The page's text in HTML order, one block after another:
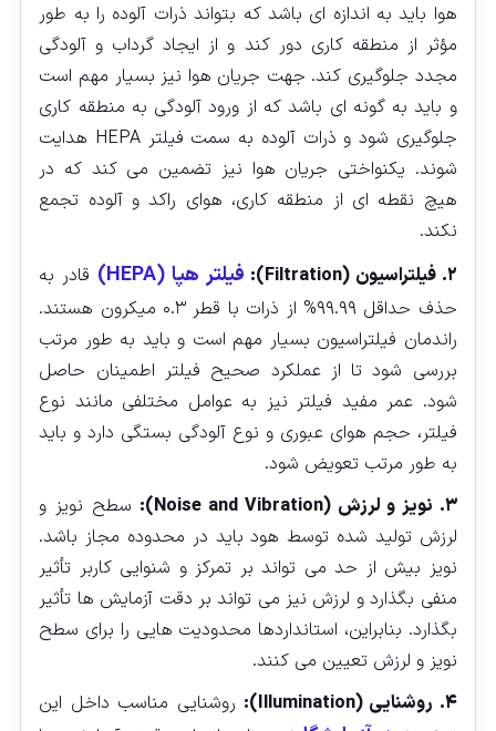
هوا باید به اندازه‌ ای باشد که بتواند ذرات آلوده را به طور
مؤثر از منطقه کاری دور کند و از ایجاد گرداب و آلودگی
مجدد جلوگیری کند. جهت جریان هوا نیز بسیار مهم است
و باید به گونه‌ ای باشد که از ورود آلودگی به منطقه کاری
جلوگیری شود و ذرات آلوده به سمت فیلتر HEPA هدایت
شوند. یکنواختی جریان هوا نیز تضمین می‌ کند که در
هیچ نقطه‌ ای از منطقه کاری، هوای راکد و آلوده تجمع
نکند.
۲. فیلتراسیون (Filtration):
فیلتر هپا (HEPA)
قادر به
حذف حداقل ۹۹.۹۹% از ذرات با قطر ۰.۳ میکرون هستند.
راندمان فیلتراسیون بسیار مهم است و باید به طور مرتب
بررسی شود تا از عملکرد صحیح فیلتر اطمینان حاصل
شود. عمر مفید فیلتر نیز به عوامل مختلفی مانند نوع
فیلتر، حجم هوای عبوری و نوع آلودگی بستگی دارد و باید
به طور مرتب تعویض شود.
۳. نویز و لرزش (Noise and Vibration):
سطح نویز و
لرزش تولید شده توسط هود باید در محدوده مجاز باشد.
نویز بیش از حد می‌ تواند بر تمرکز و شنوایی کاربر تأثیر
منفی بگذارد و لرزش نیز می‌ تواند بر دقت آزمایش‌ ها تأثیر
بگذارد. بنابراین، استانداردها محدودیت‌ هایی را برای سطح
نویز و لرزش تعیین می‌ کنند.
۴. روشنایی (Illumination):
روشنایی مناسب داخل این